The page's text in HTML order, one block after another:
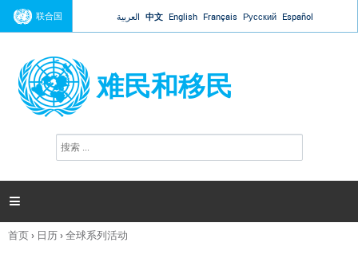
Jump to navigation
联合国 العربية 中文 English Français Русский Español
难民和移民
搜
索

你
首页› 日历›全球系列活动